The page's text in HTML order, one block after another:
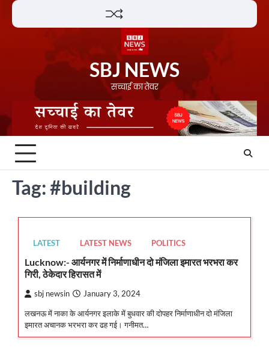
Skip
SBJ NEWS
सच्चाई का तेवर
Tag:#building
LATEST LATEST NEWS POLITICS
Lucknow:- आर्यनगर में निर्माणाधीन दो मंजिला इमारत भरभरा कर
गिरी, ठेकेदार हिरासत में
sbj newsin January 3, 2024
लखनऊ में नाका के आर्यनगर इलाके में बुधवार की दोपहर निर्माणाधीन दो मंजिला
इमारत अचानक भरभरा कर ढह गई। गनीमत…